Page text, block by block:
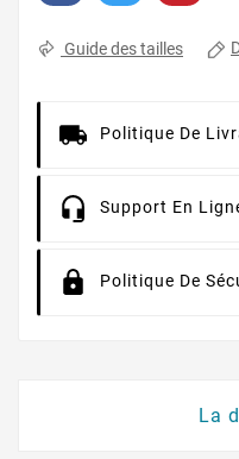
Guide des tailles
Politique De
Support En
Politique De
La